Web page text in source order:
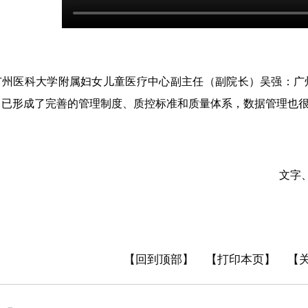
科大学附属妇女儿童医疗中心副主任（副院长）吴强：广
形成了完善的管理制度、质控标准和质量体系，数据管理也
文字、
【回到顶部】 【打印本页】 【